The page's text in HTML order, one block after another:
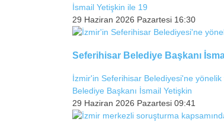
İsmail Yetişkin ile 19
29 Haziran 2026 Pazartesi 16:30
Seferihisar Belediye Başkanı
İzmir'in Seferihisar Belediyesi'ne
Belediye Başkanı İsmail Yetişkin
29 Haziran 2026 Pazartesi 09:41